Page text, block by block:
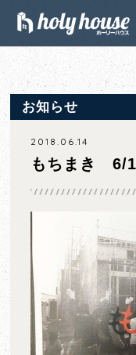
お知らせ
2018.06.14
もちまき 6/